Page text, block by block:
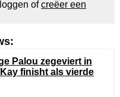
ofcreëer een
Palou zegeviert in
finisht als vierde